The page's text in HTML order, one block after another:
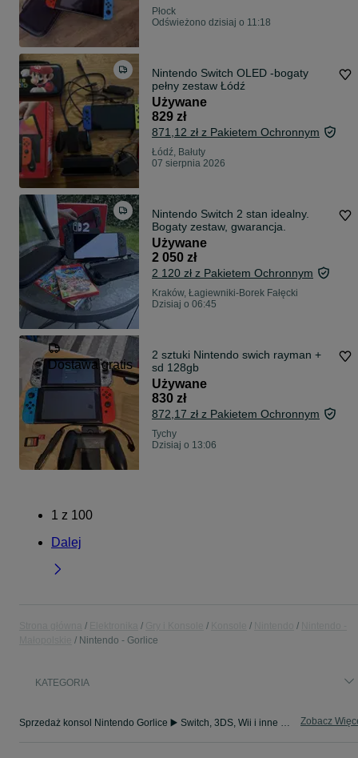
Płock
Odświeżono dzisiaj o 11:18
Nintendo Switch OLED -bogaty
pełny zestaw Łódź
Używane
829 zł
871,12 zł z Pakietem Ochronnym
Łódź, Bałuty
07 sierpnia 2026
Nintendo Switch 2 stan idealny.
Bogaty zestaw, gwarancja.
Używane
2 050 zł
2 120 zł z Pakietem Ochronnym
Kraków, Łagiewniki-Borek Fałęcki
Dzisiaj o 06:45
Dostawa gratis
2 sztuki Nintendo swich rayman +
sd 128gb
Używane
830 zł
872,17 zł z Pakietem Ochronnym
Tychy
Dzisiaj o 13:06
1 z 100
Dalej
Nintendo - Gorlice
KATEGORIA
Sprzedaż konsol Nintendo Gorlice ▶️ Switch, 3DS, Wii i inne platformy ✅ Nowe i używane w okazyjnych cenach ☝ Sprawdź ogłoszenia online na OLX.pl! Zobacz